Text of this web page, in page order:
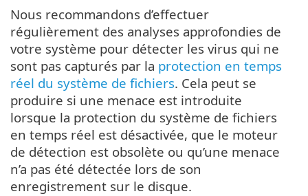
Nous recommandons d’effectuer
régulièrement des analyses approfondies de
votre système pour détecter les virus qui ne
sont pas capturés par la protection en temps
réel du système de fichiers. Cela peut se
produire si une menace est introduite
lorsque la protection du système de fichiers
en temps réel est désactivée, que le moteur
de détection est obsolète ou qu’une menace
n’a pas été détectée lors de son
enregistrement sur le disque.